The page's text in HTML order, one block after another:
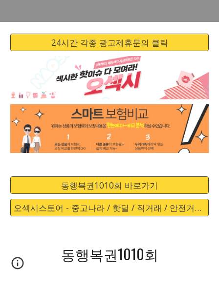
24시간 각종 광고제휴문의 클릭
동행복권1010회 바로가기
오섹시스토어 - 중고나라 / 핫딜 / 직거래 / 안전거래 바로가기
동행복권1010회